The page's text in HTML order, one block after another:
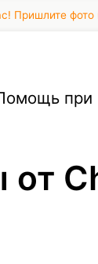
Пришлите
при